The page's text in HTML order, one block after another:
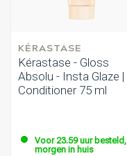
KÉRASTASE
Kérastase - Gloss
Absolu - Insta Glaze |
Conditioner 75 ml
Voor 23.59 uur besteld,
morgen in huis